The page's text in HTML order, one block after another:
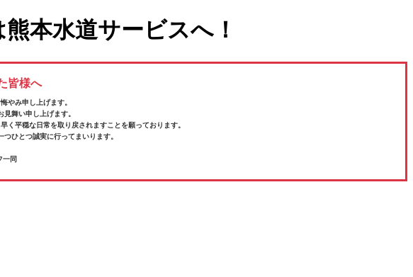
本水道サービスへ！
皆様へ
やみ申し上げます。
見舞い申し上げます。
く平穏な日常を取り戻されますことを願っております。
ひとつ誠実に行ってまいります。
一同